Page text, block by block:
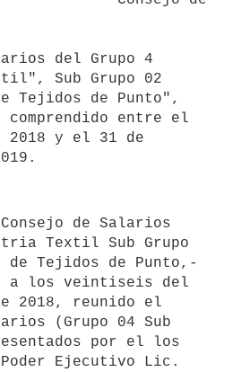
del Grupo 4
Sub Grupo 02
Tejidos de Punto",
entre el
2018 y el 31 de
Textil Sub Grupo
de Tejidos de Punto,-
a los veintiseis del
2018, reunido el
(Grupo 04 Sub
por el los
Poder Ejecutivo Lic.